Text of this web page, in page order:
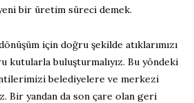
bir üretim süreci demek.
için doğru şekilde atıklarımızı
kutularla buluşturmalıyız. Bu yöndeki
belediyelere ve merkezi
Bir yandan da son çare olan geri